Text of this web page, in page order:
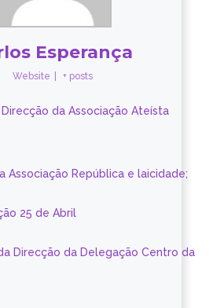
Esperança
Website + posts
da Associação Ateísta
Associação República e laicidade;
25 de Abril
Direcção da Delegação Centro da